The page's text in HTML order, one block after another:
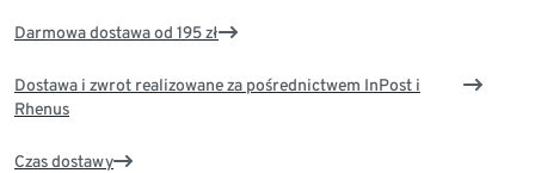
Darmowa dostawa od 195 zł
Dostawa i zwrot realizowane za pośrednictwem InPost i
Rhenus
Czas dostawy